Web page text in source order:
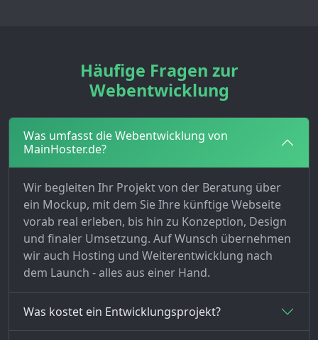
Häufige Fragen zur
Webentwicklung
Was umfasst die Webentwicklung von
MainHoster.de?
Wir begleiten Ihr Projekt von der Beratung über
ein Mockup, mit dem Sie Ihre künftige Webseite
vorab real erleben, bis hin zu Konzeption, Design
und finaler Umsetzung. Auf Wunsch übernehmen
wir auch Hosting und Weiterentwicklung nach
dem Launch - alles aus einer Hand.
Was kostet ein Entwicklungsprojekt?